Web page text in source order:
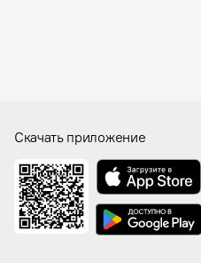
Скачать приложение